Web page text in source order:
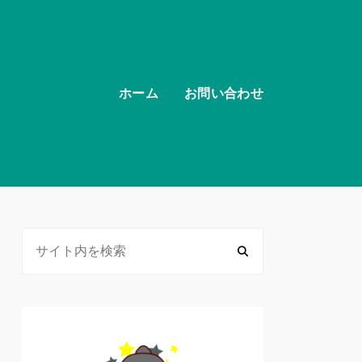
ホーム お問い合わせ